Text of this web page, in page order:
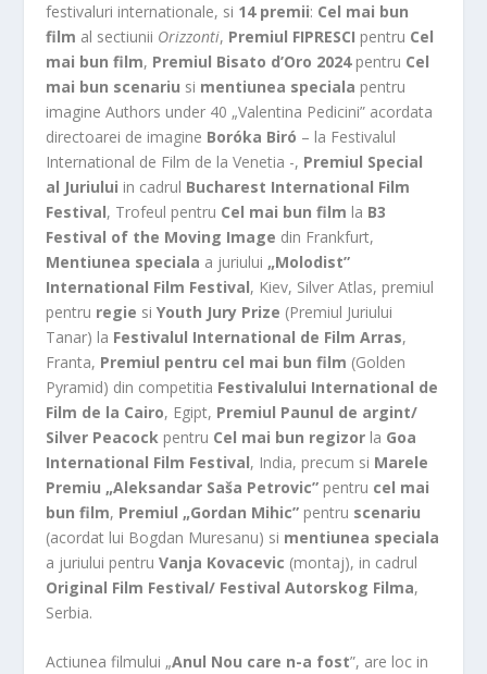
festivaluri internationale, si 14 premii: Cel mai bun
film al sectiunii Orizzonti, Premiul FIPRESCI pentru Cel
mai bun film, Premiul Bisato d’Oro 2024 pentru Cel
mai bun scenariu si mentiunea speciala pentru
imagine Authors under 40 „Valentina Pedicini” acordata
directoarei de imagine Boróka Biró – la Festivalul
International de Film de la Venetia -, Premiul Special
al Juriului in cadrul Bucharest International Film
Festival, Trofeul pentru Cel mai bun film la B3
Festival of the Moving Image din Frankfurt,
Mentiunea speciala a juriului „Molodist”
International Film Festival, Kiev, Silver Atlas, premiul
pentru regie siYouth Jury Prize (Premiul Juriului
Tanar) la Festivalul International de Film Arras,
Franta, Premiul pentru cel mai bun film (Golden
Pyramid) din competitia Festivalului International de
Film de la Cairo, Egipt, Premiul Paunul de argint/
Silver Peacock pentru Cel mai bun regizor la Goa
International Film Festival, India, precum si Marele
Premiu „Aleksandar Saša Petrovic” pentru cel mai
bun film, Premiul „Gordan Mihic” pentru scenariu
(acordat lui Bogdan Muresanu) si mentiunea speciala
a juriului pentruVanja Kovacevic (montaj), in cadrul
Original Film Festival/ Festival Autorskog Filma,
Serbia.
Actiunea filmului „Anul Nou care n-a fost”, are loc in